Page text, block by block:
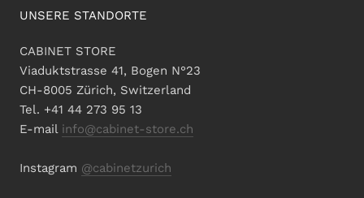
UNSERE STANDORTE
CABINET STORE
Viaduktstrasse 41, Bogen N°23
CH-8005 Zürich, Switzerland
Tel. +41 44 273 95 13
E-mail info@cabinet-store.ch
Instagram @cabinetzurich